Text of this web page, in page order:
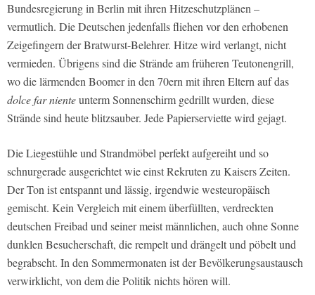
Bundesregierung in Berlin mit ihren Hitzeschutzplänen –
vermutlich. Die Deutschen jedenfalls fliehen vor den erhobenen
Zeigefingern der Bratwurst-Belehrer. Hitze wird verlangt, nicht
vermieden. Übrigens sind die Strände am früheren Teutonengrill,
wo die lärmenden Boomer in den 70ern mit ihren Eltern auf das
dolce far nienteunterm Sonnenschirm gedrillt wurden, diese
Strände sind heute blitzsauber. Jede Papierserviette wird gejagt.
Die Liegestühle und Strandmöbel perfekt aufgereiht und so
schnurgerade ausgerichtet wie einst Rekruten zu Kaisers Zeiten.
Der Ton ist entspannt und lässig, irgendwie westeuropäisch
gemischt. Kein Vergleich mit einem überfüllten, verdreckten
deutschen Freibad und seiner meist männlichen, auch ohne Sonne
dunklen Besucherschaft, die rempelt und drängelt und pöbelt und
begrabscht. In den Sommermonaten ist der Bevölkerungsaustausch
verwirklicht, von dem die Politik nichts hören will.